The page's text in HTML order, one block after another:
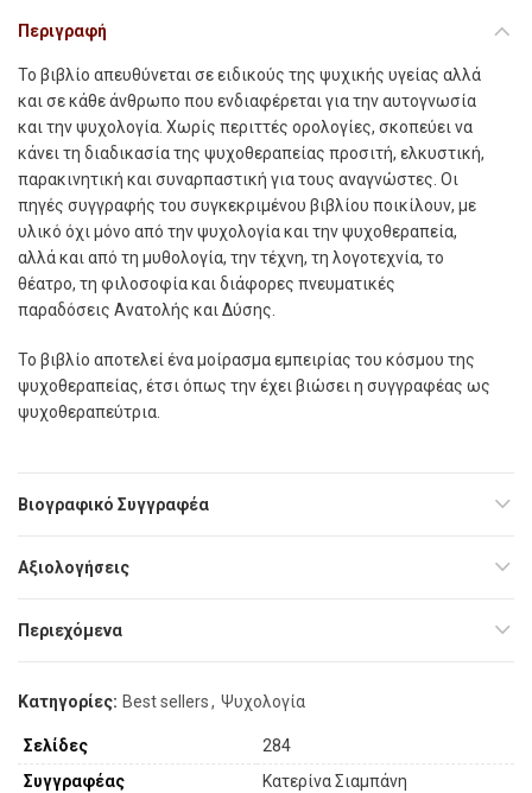
Περιγραφή
Το βιβλίο απευθύνεται σε ειδικούς της ψυχικής υγείας αλλά
και σε κάθε άνθρωπο που ενδιαφέρεται για την αυτογνωσία
και την ψυχολογία. Χωρίς περιττές ορολογίες, σκοπεύει να
κάνει τη διαδικασία της ψυχοθεραπείας προσιτή, ελκυστική,
παρακινητική και συναρπαστική για τους αναγνώστες. Οι
πηγές συγγραφής του συγκεκριµένου βιβλίου ποικίλουν, µε
υλικό όχι µόνο από την ψυχολογία και την ψυχοθεραπεία,
αλλά και από τη µυθολογία, την τέχνη, τη λογοτεχνία, το
θέατρο, τη φιλοσοφία και διάφορες πνευµατικές
παραδόσεις Ανατολής και Δύσης.
Το βιβλίο αποτελεί ένα µοίρασµα εµπειρίας του κόσµου της
ψυχοθεραπείας, έτσι όπως την έχει βιώσει η συγγραφέας ως
ψυχοθεραπεύτρια.
Βιογραφικό Συγγραφέα
Αξιολογήσεις
Περιεχόμενα
Κατηγορίες: Best sellers, Ψυχολογία
Σελίδες
284
Συγγραφέας
Κατερίνα Σιαμπάνη